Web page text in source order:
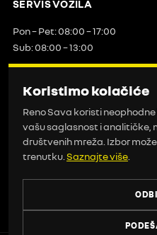
SERVIS VOZILA
Pon – Pet: 08:00 – 17:00
Sub: 08:00 – 13:00
Pančevo:013/2190-190
Beograd:
011/2085-975
zakaziservis@renosava.com
karoserija@renosava.com
BRZI LINKOVI
Koristimo kolačiće
Reno Sava koristi
vašu saglasnost i analitičke,
društvenih mreža. Izbor
trenutku. Saznajte više